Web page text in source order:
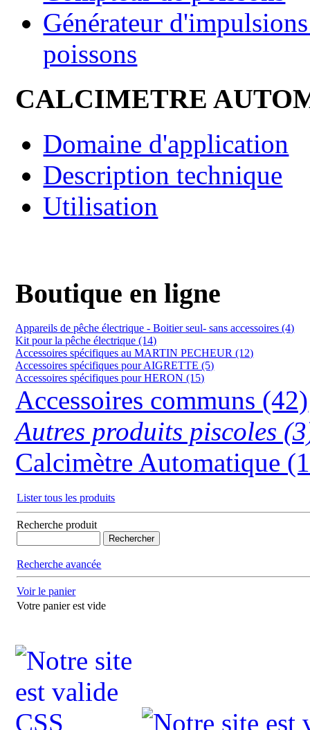
Générateur
poissons
CALCIMETRE
Domaine d'application
Description technique
Utilisation
Boutique en ligne
Appareils de pêche électrique - Boitier seul- sans accessoires (4)
Kit pour la pêche électrique (14)
Accessoires spécifiques au MARTIN PECHEUR (12)
Accessoires spécifiques pour AIGRETTE (5)
Accessoires spécifiques pour HERON (15)
Accessoires communs (42)
Autres produits piscoles
Calcimètre Automatique
Lister tous les produits
Recherche produit
Recherche avancée
Voir le panier
Votre panier est vide